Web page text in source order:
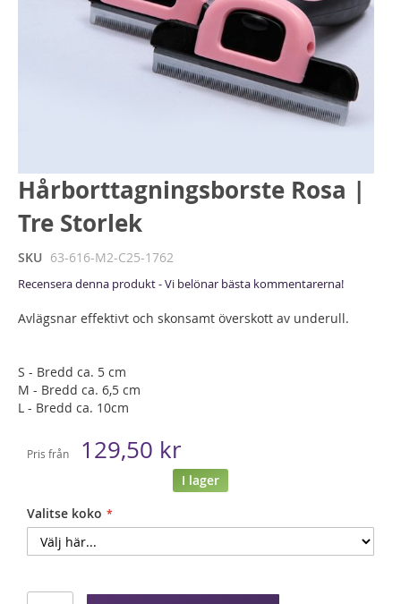
Hårborttagningsborste Rosa |
Tre Storlek
SKU 63-616-M2-C25-1762
Recensera denna produkt - Vi belönar bästa kommentarerna!
Avlägsnar effektivt och skonsamt överskott av underull.
S - Bredd ca. 5 cm
M - Bredd ca. 6,5 cm
L - Bredd ca. 10cm
Pris från 129,50 kr
I lager
Valitse koko
Hoppa
till
början
av
bildgalleriet